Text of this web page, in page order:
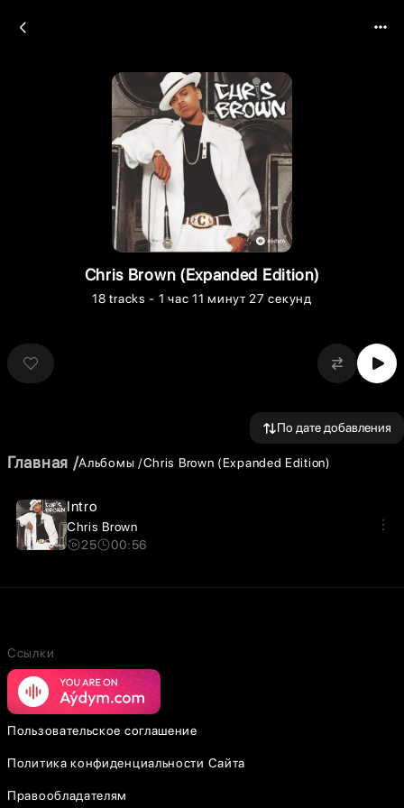
Chris Brown (Expanded Edition)
18 tracks- 1 час 11 минут 27 секунд
По дате добавления
Главная Альбомы Chris Brown (Expanded Edition)
Intro
Chris Brown
25
00:56
Ссылки
Пользовательское соглашение
Политика конфиденциальности Сайта
Правообладателям